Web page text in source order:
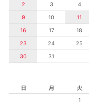
2
3 4
9
10 11
16
17 18
23
24 25
30
31
日
月 火
1